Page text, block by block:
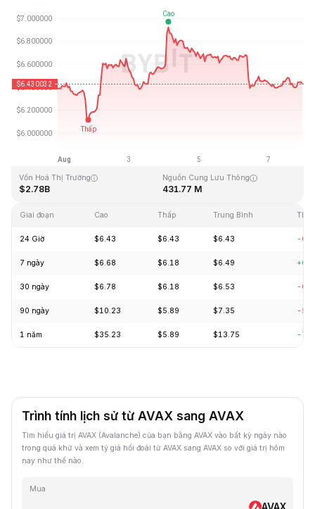
Cập Nhật Lần Cuối: 2026-08-07, 23:09 GMT+0
Vốn Hoá Thị Trường
$2.78B
Nguồn Cung Lưu Thông
431.77 M
Giai đoạn Cao Thấp Trung Bình
24 Giờ $6.43 $6.43 $6.43 -
7 ngày $6.68 $6.18 $6.49
30 ngày $6.78 $6.18 $6.53 -
90 ngày $10.23 $5.89 $7.35 -
1 năm $35.23 $5.89 $13.75 -
Trình tính lịch sử từ AVAX sang AVAX
Tìm hiểu giá trị AVAX (Avalanche) của bạn bằng AVAX vào bất kỳ ngày nào
trong quá khứ và xem tỷ giá hối đoái từ AVAX sang AVAX so với giá trị hôm
nay như thế nào.
Mua
AVAX